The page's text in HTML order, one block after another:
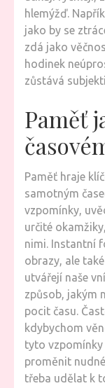
hlemýžď.
jako by se
zdá jako
hodinek
zůstává
Paměť
Paměť hraje
samotným
vzpomínky,
určité
nimi. Instantní
obrazy, ale
utvářejí naše
způsob, jakým
pocit času.
kdybychom
tyto vzpomínky
proměnit
třeba udělat k